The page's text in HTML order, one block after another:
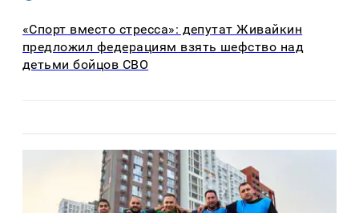
«Спорт вместо стресса»: депутат Живайкин
предложил федерациям взять шефство над
детьми бойцов СВО